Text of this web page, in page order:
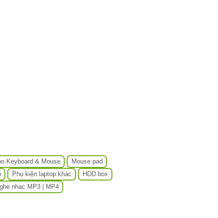
Keyboard & Mouse
Mouse pad
Phụ kiện laptop khác
HDD box
nhạc MP3 | MP4